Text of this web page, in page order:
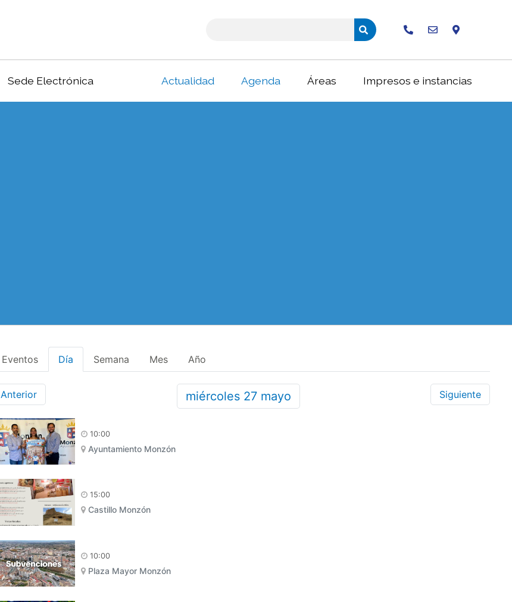
Sede Electrónica Actualidad Agenda Áreas Impresos e instancias
Eventos Día Semana Mes Año
Anterior miércoles 27 mayo Siguiente
10:00
Ayuntamiento Monzón
15:00
Castillo Monzón
10:00
Plaza Mayor Monzón